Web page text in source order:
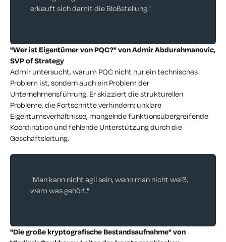
erkauft sich damit die Bloßstellung."
"Wer ist Eigentümer von PQC?" von Admir Abdurahmanovic,
SVP of Strategy
Admir untersucht, warum PQC nicht nur ein technisches
Problem ist, sondern auch ein Problem der
Unternehmensführung. Er skizziert die strukturellen
Probleme, die Fortschritte verhindern: unklare
Eigentumsverhältnisse, mangelnde funktionsübergreifende
Koordination und fehlende Unterstützung durch die
Geschäftsleitung.
"Man kann nicht agil sein, wenn man nicht weiß,
wem was gehört."
"Die große kryptografische Bestandsaufnahme" von